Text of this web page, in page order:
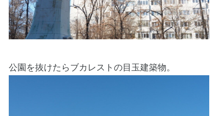
公園を抜けたらブカレストの目玉建築物。